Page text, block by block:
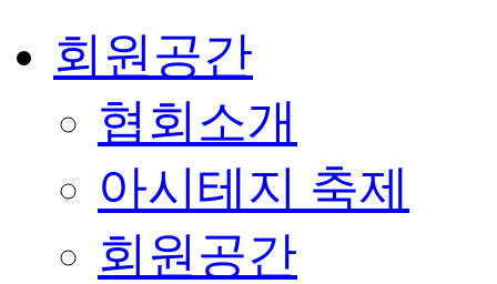
회원공간
협회소개
아시테지 축제
회원공간